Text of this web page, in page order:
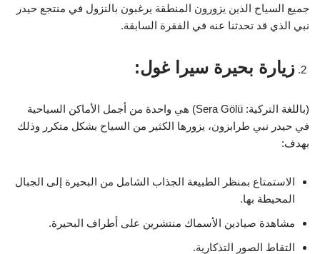
جميع السياح الذين يزورون المنطقة يرغبون بالنزول في منتجع حيدر
نبي الذي قد تحدثنا عنه في الفقرة السابقة.
زيارة بحيرة سيرا غول:
(باللغة التركية: Sera Gölü) هي واحدة من أجمل الأماكن السياحية
في حيدر نبي طرابزون، يزورها الكثير من السياح بشكل متكرر وذلك
بهدف:
الاستمتاع بمنظر الطبيعة الجذاب الشامل من البحيرة إلى الجبال
المحيطة بها.
مشاهدة صيادين الأسماك منتشرين على أطراف البحيرة.
التقاط الصور التذكارية.